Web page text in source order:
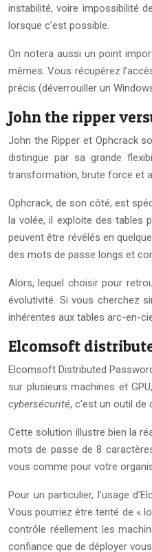
instabilité, voire impossibilité
lorsque c’est possible.
On notera aussi un point
mêmes. Vous récupérez
précis (déverrouiller un
John the ripper
John the Ripper et Ophcrack
distingue par sa grande
transformation, brute force et
Ophcrack, de son côté, est
la volée, il exploite des tables
peuvent être révélés en
des mots de passe longs et
Alors, lequel choisir pour
évolutivité. Si vous cherchez
inhérentes aux tables arc-en-
Elcomsoft
Elcomsoft Distributed
sur plusieurs machines et
cybersécurité, c’est un outil
Cette solution illustre bien la
mots de passe de 8
vous comme pour votre
Pour un particulier, l’usage
Vous pourriez être tenté de «
contrôle réellement les
confiance que de déployer